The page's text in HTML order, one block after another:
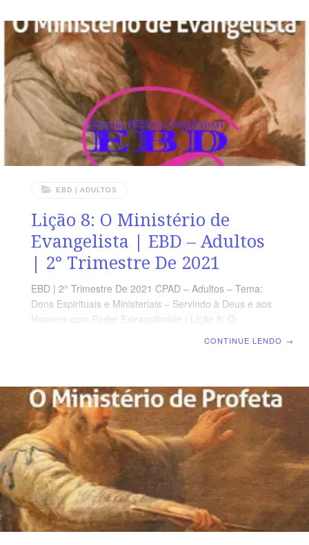
Conscientizar-se da missão do ministério pastoral.
TEXTO ÁUREO João 10:11 “Eu sou o bom Pastor; o
bom Pastor dá a sua vida pelas ovelhas”. VERDADE
PRÁTICA Por meio do ministério pastoral, conduzimos
as
EBD | ADULTOS
Lição 8: O Ministério de
Evangelista | EBD – Adultos
| 2° Trimestre De 2021
EBD | 2° Trimestre De 2021 CPAD – Adultos – Tema:
Dons Espirituais e Ministeriais – Servindo à Deus e aos
Homens com Poder Extraordinário | Lição 8: O
em cadatópico. Por exemplo, o objetivo I refere-se ao
tópico I com os seus respectivos subtópicos. Abordar a
respeito do envio dos setenta;Refletir sobre a tarefa
inacabada
CONTINUE LENDO →